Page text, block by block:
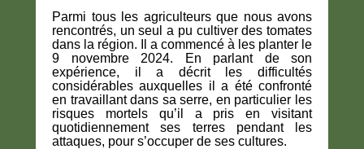
Parmi tous les agriculteurs que nous avons
rencontrés, un seul a pu cultiver des tomates
dans la région. Il a commencé à les planter le
9 novembre 2024. En parlant de son
expérience, il a décrit les difficultés
considérables auxquelles il a été confronté
en travaillant dans sa serre, en particulier les
risques mortels qu’il a pris en visitant
quotidiennement ses terres pendant les
attaques, pour s’occuper de ses cultures.